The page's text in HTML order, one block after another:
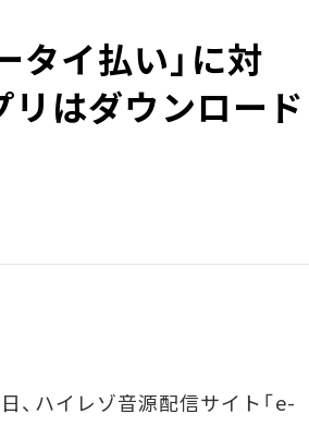
イ払い」に対
はダウンロード
ハイレゾ音源配信サイト「e-